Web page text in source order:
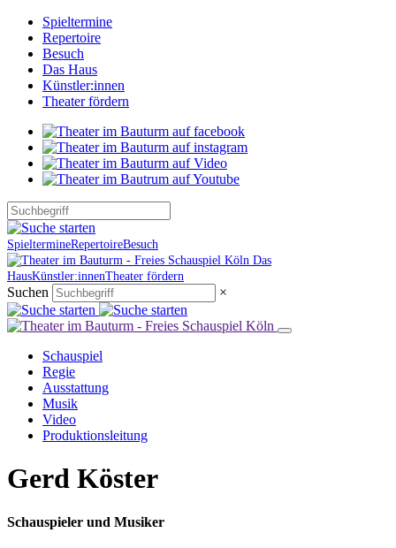
Spieltermine
Repertoire
Besuch
Das Haus
Künstler:innen
Theater fördern
SpieltermineRepertoireBesuch
Das
HausKünstler:innenTheater fördern
Suchen ×
Schauspiel
Regie
Ausstattung
Musik
Video
Produktionsleitung
Gerd Köster
Schauspieler und Musiker